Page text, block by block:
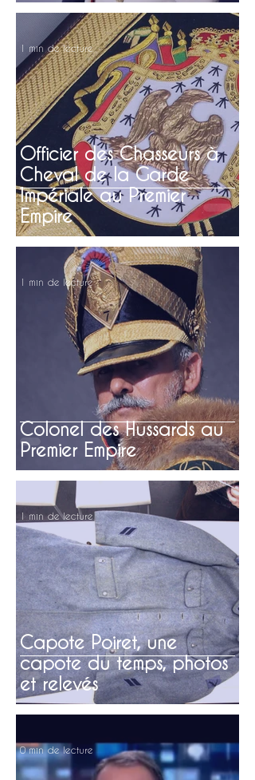
Officier des Chasseurs à
Cheval de la Garde
Impériale au Premier
Empire
1 min de lecture
Colonel des Hussards au
Premier Empire
1 min de lecture
Capote Poiret, une
capote du temps, photos
et relevés
1 min de lecture
0 min de lecture